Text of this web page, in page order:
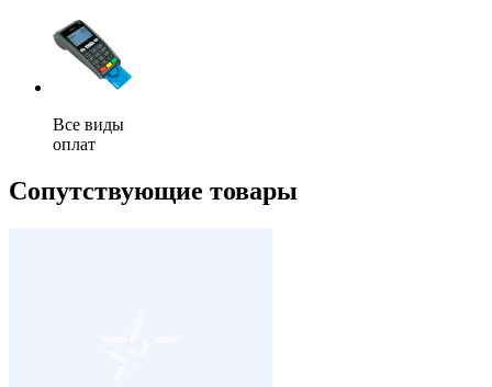
Все виды
оплат
Сопутствующие товары